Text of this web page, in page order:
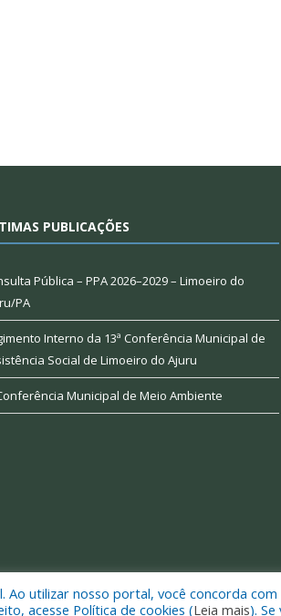
PUBLICAÇÕES
Pública – PPA 2026–2029 – Limoeiro do
PA
Interno da 13ª Conferência Municipal de
Social de Limoeiro do Ajuru
Municipal de Meio Ambiente
Ajuru.
Ao utilizar nosso portal, você concorda
acesse Política de cookies (Leia mais). Se